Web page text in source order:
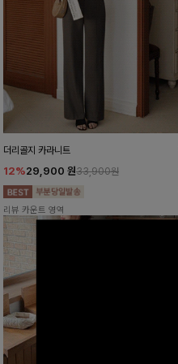
더리골지 카라니트
12%29,900 원33,900원
리뷰 카운트 영역